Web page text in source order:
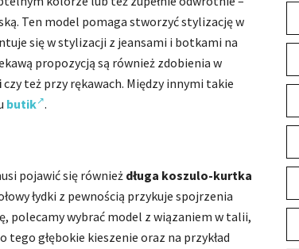
Ten model pomaga stworzyć stylizację w
się w stylizacji z jeansami i botkami na
propozycją są również zdobienia w
czy też przy rękawach. Między innymi takie
butik .
pojawić się równieżdługa koszulo-kurtka
łydki z pewnością przykuje spojrzenia
polecamy wybrać model z wiązaniem w talii,
głębokie kieszenie oraz na przykład